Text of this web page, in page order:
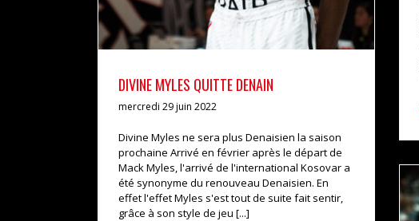
DIVINE MYLES QUITTE DENAIN
mercredi 29 juin 2022
Divine Myles ne sera plus Denaisien la saison
prochaine Arrivé en février après le départ de
Mack Myles, l'arrivé de l'international Kosovar a
été synonyme du renouveau Denaisien. En
effet l'effet Myles s'est tout de suite fait sentir,
grâce à son style de jeu [...]